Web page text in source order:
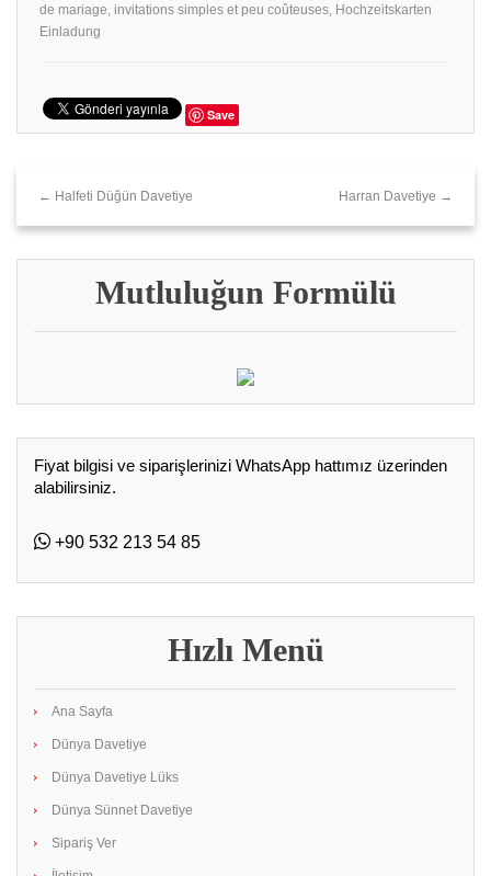
de mariage, invitations simples et peu coûteuses, Hochzeitskarten
Einladung
Save
← Halfeti‎ Düğün Davetiye Harran Davetiye →
Mutluluğun Formülü
Fiyat bilgisi ve siparişlerinizi WhatsApp hattımız üzerinden
alabilirsiniz.
+90 532 213 54 85
Hızlı Menü
Ana Sayfa
Dünya Davetiye
Dünya Davetiye Lüks
Dünya Sünnet Davetiye
Sipariş Ver